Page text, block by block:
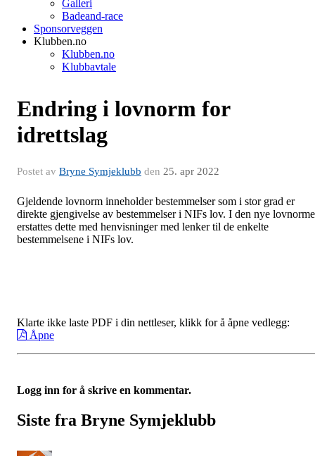
Galleri
Badeand-race
Sponsorveggen
Klubben.no
Klubben.no
Klubbavtale
Endring i lovnorm for
idrettslag
Postet av Bryne Symjeklubb den 25. apr 2022
Gjeldende lovnorm inneholder bestemmelser som i stor grad er
direkte gjengivelse av bestemmelser i NIFs lov. I den nye
erstattes dette med henvisninger med lenker til de enkelte
bestemmelsene i NIFs lov.
Klarte ikke laste PDF i din nettleser, klikk for å åpne vedlegg:
Åpne
Logg inn for å skrive en kommentar.
Siste fra Bryne Symjeklubb